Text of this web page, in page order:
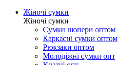
Жіночі сумки
Жіночі сумки
Сумки шопери оптом
Каркасні сумки оптом
Рюкзаки оптом
Молодіжні сумки опт